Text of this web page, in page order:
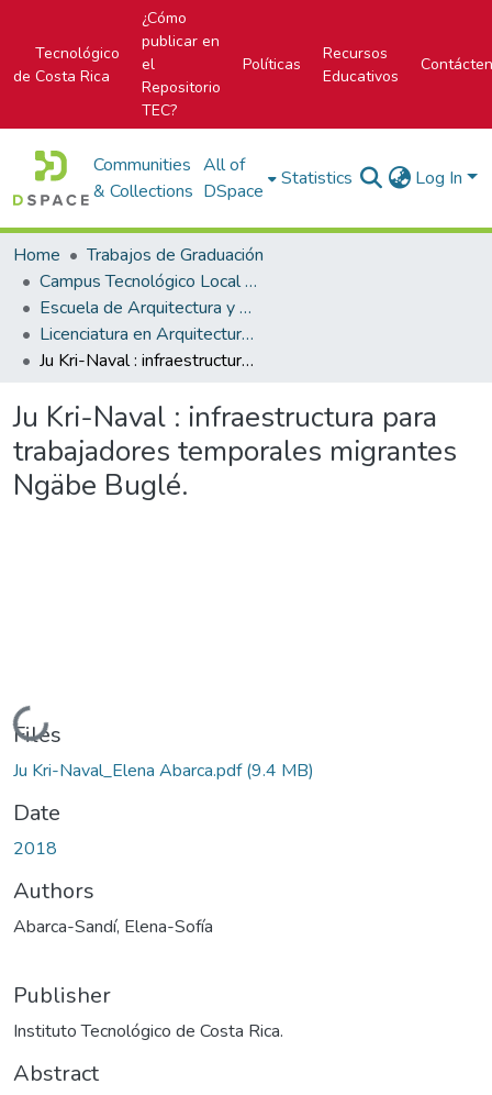
Tecnológico
de Costa Rica
¿Cómo
publicar en
el
Repositorio
TEC?
Políticas
Recursos
Educativos
Communities
& Collections
All of
DSpace
Statistics Log In
Home
Trabajos de Graduación
Campus Tecnológico Local San José
Escuela de Arquitectura y Urbanismo
Licenciatura en Arquitectura y Urbanismo
Ju Kri-Naval : infraestructura para trabajadores temporales migrantes Ngäbe Buglé.
Ju Kri-Naval : infraestructura para
trabajadores temporales migrantes
Ngäbe Buglé.
Loading...
Files
Ju Kri-Naval_Elena Abarca.pdf(9.4 MB)
Date
2018
Authors
Abarca-Sandí, Elena-Sofía
Publisher
Instituto Tecnológico de Costa Rica.
Abstract